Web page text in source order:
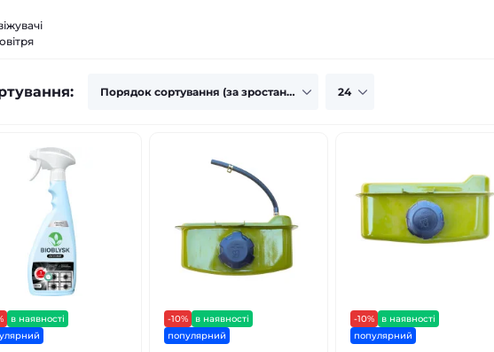
в наявності
-10%
в наявності
популярний
-10%
в наявності
популярний